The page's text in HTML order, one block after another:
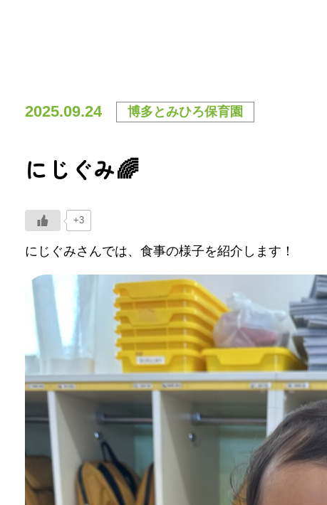
2025.09.24 博多とみひろ保育園
にじぐみ🌈
+3
にじぐみさんでは、食事の様子を紹介します！